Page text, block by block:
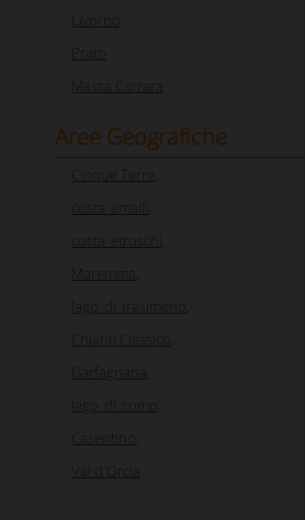
Livorno
Prato
Massa Carrara
Aree Geografiche
Cinque Terre
costa_amalfi
costa_etruschi
Maremma
lago_di_trasimeno
Chianti Classico
Garfagnana
lago_di_como
Casentino
Val d'Orcia